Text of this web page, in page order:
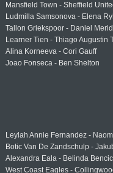
Mansfield Town - Sheffield
Ludmilla Samsonova - Elena
Tallon Griekspoor - Daniel
Learner Tien - Thiago Augustin
Alina Korneeva - Cori Gauff
Joao Fonseca - Ben Shelton
Leylah Annie Fernandez -
Botic Van De Zandschulp -
Alexandra Eala - Belinda Bencic
West Coast Eagles -